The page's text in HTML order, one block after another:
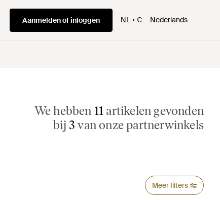
Aanmelden of inloggen NL € Nederlands
We hebben 11 artikelen gevonden
bij 3 van onze partnerwinkels
Meer filters